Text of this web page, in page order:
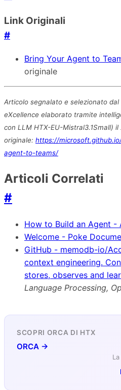
Link Originali
#
Bring Your Agent to
originale
Articolo segnalato e selezionato
eXcellence elaborato tramite
con LLM HTX-EU-Mistral3.1Small) il
originale: https://
agent-to-teams/
Articoli Correlati
#
How to Build an Agent -
Welcome - Poke
GitHub - memodb-io/
context engineering.
stores, observes and
Language Processing,
SCOPRI ORCA DI HTX
ORCA →